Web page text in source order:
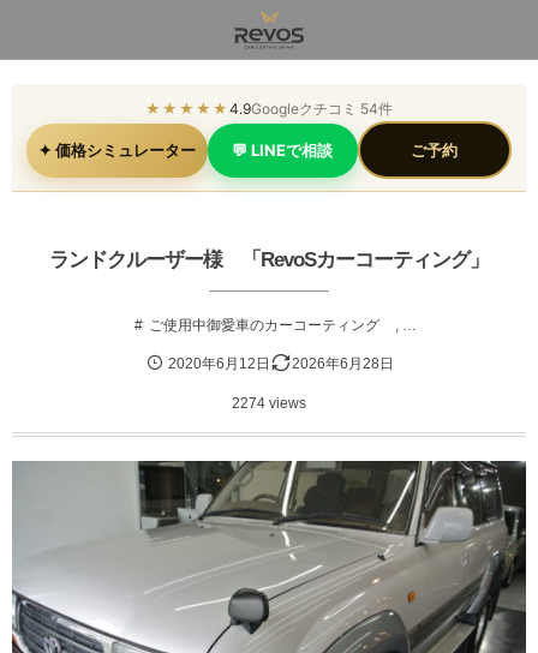
★★★★★ 4.9Googleクチコミ 54件
✦ 価格シミュレーター 💬 LINEで相談 ご予約
ランドクルーザー様 「RevoSカーコーティング」
ご使用中御愛車のカーコーティング
2020年6月12日 2026年6月28日
2274 views